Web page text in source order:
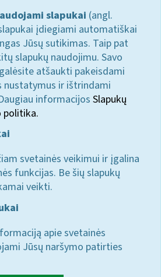
slapukai (angl.
įdiegiami automatiškai
Jūsų sutikimas. Taip pat
slapukų naudojimu. Savo
atšaukti pakeisdami
nustatymus ir ištrindami
informacijos Slapukų
politika.
svetainės veikimui ir įgalina
funkcijas. Be šių slapukų
veikti.
apie svetainės
Jūsų naršymo patirties